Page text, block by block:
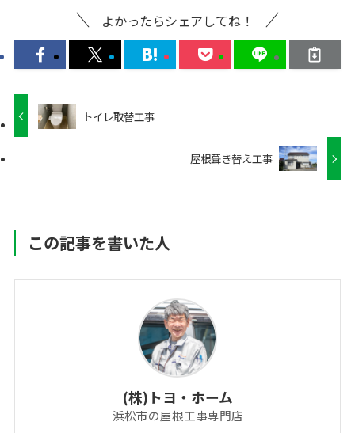
よかったらシェアしてね！
トイレ取替工事
屋根葺き替え工事
この記事を書いた人
(株)トヨ・ホーム
浜松市の屋根工事専門店